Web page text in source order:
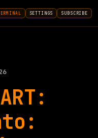
SETTINGS SUBSCRIBE